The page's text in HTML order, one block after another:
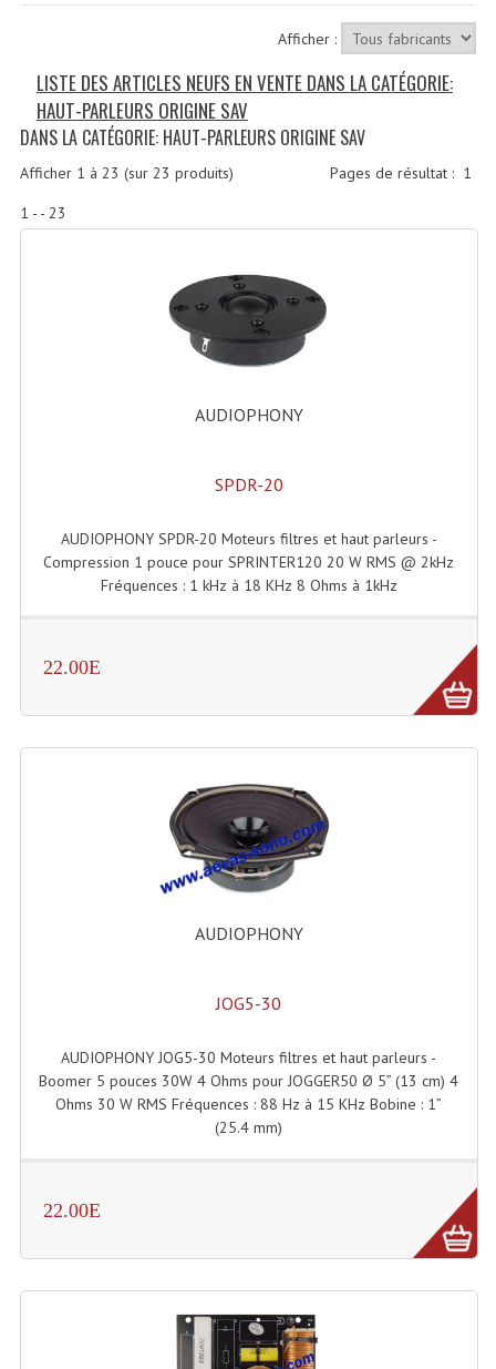
Recevoir Nos Promotions
Accessoires Pieds Cellules Diamants
Accessoires Enceintes
Diamants
Selecteurs Audio Vidéo
Egaliseur Egaliseurs
Enceintes Et Caissons Basses
Packs Sono
Enceintes Amplifiées Actives
Retours De Scène
Caisson De Basse Amplifié
Enceintes (Ecoutes De Studio)
Enceintes Hifi
Afficher :
LISTE DES ARTICLES NEUFS EN VENTE DANS LA CATÉGORIE:
HAUT-PARLEURS ORIGINE SAV
DANS LA CATÉGORIE: HAUT-PARLEURS ORIGINE SAV
Pages de résultat : 1
Afficher 1 à 23 (sur 23 produits)
1 - - 23
AUDIOPHONY
SPDR-20
AUDIOPHONY SPDR-20 Moteurs filtres et haut parleurs -
Compression 1 pouce pour SPRINTER120 20 W RMS @ 2kHz
Fréquences : 1 kHz à 18 KHz 8 Ohms à 1kHz
22.00E
AUDIOPHONY
JOG5-30
AUDIOPHONY JOG5-30 Moteurs filtres et haut parleurs -
Boomer 5 pouces 30W 4 Ohms pour JOGGER50 Ø 5” (13 cm) 4
Ohms 30 W RMS Fréquences : 88 Hz à 15 KHz Bobine : 1”
(25.4 mm)
22.00E